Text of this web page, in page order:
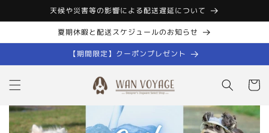
コンテン
ツに進む
天候や災害等の影響による配送遅延について
夏期休暇と配送スケジュールのお知らせ
【期間限定】クーポンプレゼント
ー